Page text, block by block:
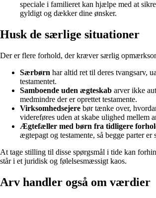
speciale i familieret kan hjælpe med at
gyldigt og dækker dine ønsker.
Husk de særlige situationer
Der er flere forhold, der kræver særlig
Særbørn har altid ret til deres tvangsarv,
testamentet.
Samboende uden ægteskab arver ikke
medmindre der er oprettet testamente.
Virksomhedsejere bør tænke over,
videreføres uden at skabe ulighed mellem
Ægtefæller med børn fra tidligere
ægtepagt og testamente, så begge parter er
At tage stilling til disse spørgsmål i tide kan
står i et juridisk og følelsesmæssigt kaos.
Arv handler også om værdier